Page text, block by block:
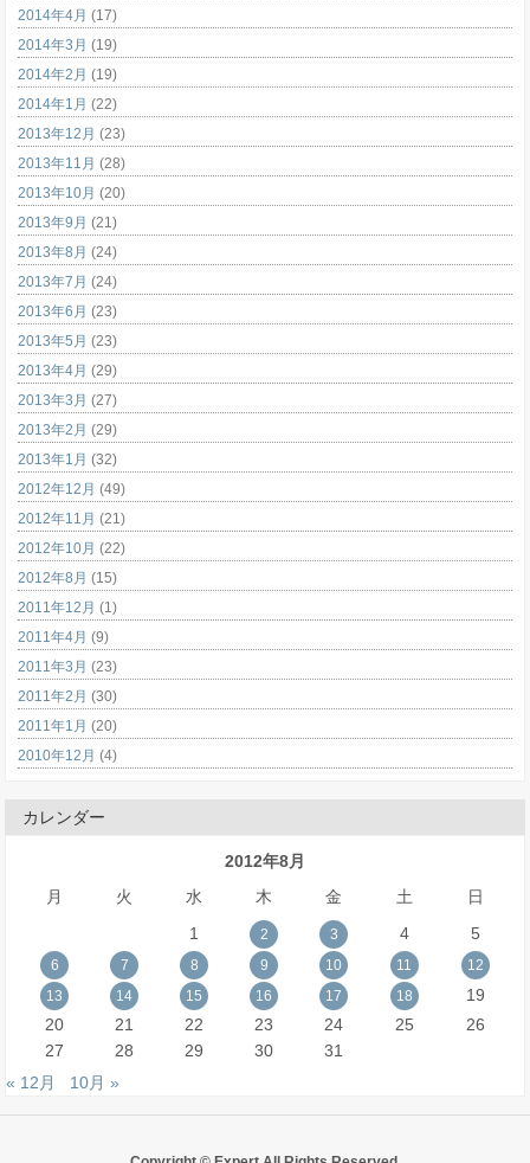
2014年4月 (17)
2014年3月 (19)
2014年2月 (19)
2014年1月 (22)
2013年12月 (23)
2013年11月 (28)
2013年10月 (20)
2013年9月 (21)
2013年8月 (24)
2013年7月 (24)
2013年6月 (23)
2013年5月 (23)
2013年4月 (29)
2013年3月 (27)
2013年2月 (29)
2013年1月 (32)
2012年12月 (49)
2012年11月 (21)
2012年10月 (22)
2012年8月 (15)
2011年12月 (1)
2011年4月 (9)
2011年3月 (23)
2011年2月 (30)
2011年1月 (20)
2010年12月 (4)
カレンダー
2012年8月
月
火 水 木 金 土
日
1
2 3 4 5
6 7 8 9 10 11
12
13
14 15 16 17 18
19
20
21 22 23 24 25
26
27
28 29 30
31
« 12月
10月 »